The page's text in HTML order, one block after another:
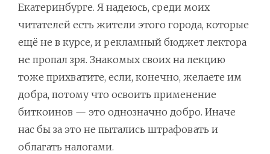
Екатеринбурге. Я надеюсь, среди моих
читателей есть жители этого города, которые
ещё не в курсе, и рекламный бюджет лектора
не пропал зря. Знакомых своих на лекцию
тоже прихватите, если, конечно, желаете им
добра, потому что освоить применение
биткоинов — это однозначно добро. Иначе
нас бы за это не пытались штрафовать и
облагать налогами.